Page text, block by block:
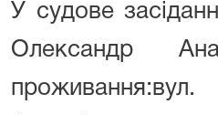
У судове
Олександр